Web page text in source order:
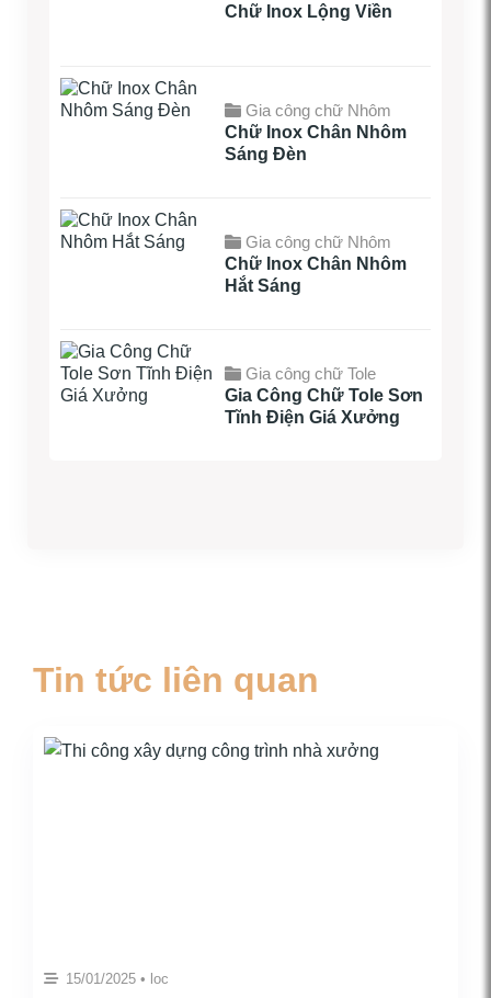
Chữ Inox Lộng Viền
Gia công chữ Nhôm
Chữ Inox Chân Nhôm
Sáng Đèn
Gia công chữ Nhôm
Chữ Inox Chân Nhôm
Hắt Sáng
Gia công chữ Tole
Gia Công Chữ Tole Sơn
Tĩnh Điện Giá Xưởng
Tin tức liên quan
15/01/2025 • loc